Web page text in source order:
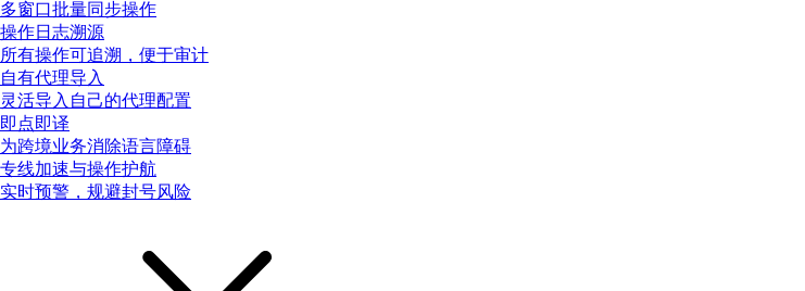
多窗口批量同步操作
操作日志溯源
所有操作可追溯，便于审计
自有代理导入
灵活导入自己的代理配置
即点即译
为跨境业务消除语言障碍
专线加速与操作护航
实时预警，规避封号风险